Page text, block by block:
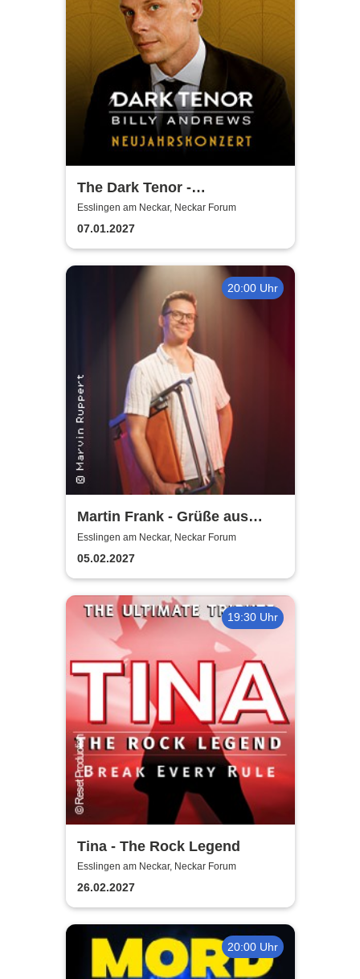
The Dark Tenor -
Neujahrskonzerte
Esslingen am Neckar, Neckar Forum
07.01.2027
20:00 Uhr
Martin Frank - Grüße aus
Allegro Süd
Esslingen am Neckar, Neckar Forum
05.02.2027
19:30 Uhr
Tina - The Rock Legend
Esslingen am Neckar, Neckar Forum
26.02.2027
20:00 Uhr